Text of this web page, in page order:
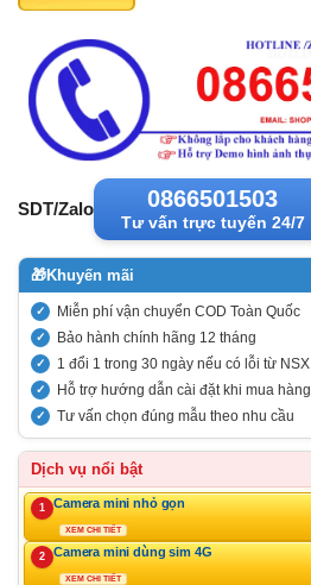
SDT/Zalo 0866501503
Tư vấn trực tuyến 24/7
🎁Khuyến mãi
Miễn phí vận chuyển COD Toàn Quốc
Bảo hành chính hãng 12 tháng
1 đổi 1 trong 30 ngày nếu có lỗi từ NSX
Hỗ trợ hướng dẫn cài đặt khi mua hàng
Tư vấn chọn đúng mẫu theo nhu cầu
Dịch vụ nổi bật
1 Camera mini nhỏ gọn
XEM CHI TIẾT
2 Camera mini dùng sim 4G
XEM CHI TIẾT